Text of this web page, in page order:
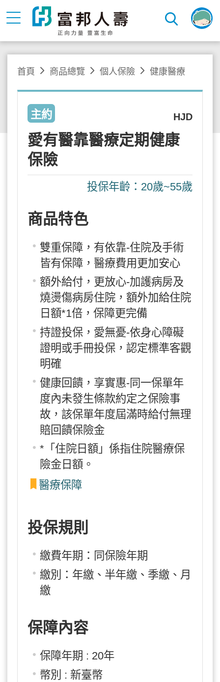
首頁 商品總覽 個人保險 健康醫療
主約 HJD
愛有醫靠醫療定期健康
保險
投保年齡：20歲~55歲
商品特色
雙重保障，有依靠-住院及手術
皆有保障，醫療費用更加安心
額外給付，更放心-加護病房及
燒燙傷病房住院，額外加給住院
日額*1倍，保障更完備
持證投保，愛無憂-依身心障礙
證明或手冊投保，認定標準客觀
明確
健康回饋，享實惠-同一保單年
度內未發生條款約定之保險事
故，該保單年度屆滿時給付無理
賠回饋保險金
*「住院日額」係指住院醫療保
險金日額。
醫療保障
投保規則
繳費年期：同保險年期
繳別：年繳、半年繳、季繳、月
繳
保障內容
保障年期 : 20年
幣別 : 新臺幣